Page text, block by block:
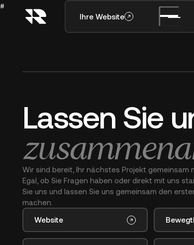
Ihre Website
#
Lassen Sie
Lassen Sie
Wir sind bereit, Ihr nächstes Projekt gemeinsam
Egal, ob Sie Fragen haben oder direkt mit uns
Sie uns und lassen Sie uns gemeinsam den
machen.
Website